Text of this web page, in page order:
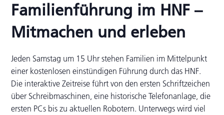
Familienführung im HNF –
Mitmachen und erleben
Jeden Samstag um 15 Uhr stehen Familien im Mittelpunkt
einer kostenlosen einstündigen Führung durch das HNF.
Die interaktive Zeitreise führt von den ersten Schriftzeichen
über Schreibmaschinen, eine historische Telefonanlage, die
ersten PCs bis zu aktuellen Robotern. Unterwegs wird viel